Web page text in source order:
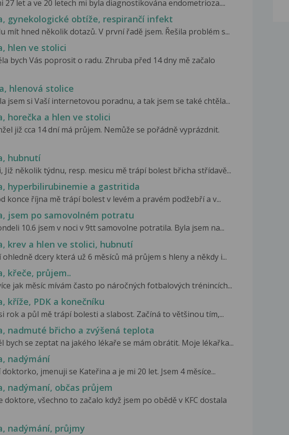
27 let a ve 20 letech mi byla diagnostikována endometrioza....
gynekologické obtíže, respirančí infekt
mít hned několik dotazů. V první řadě jsem. Řešila problém s...
hlen ve stolici
bych Vás poprosit o radu. Zhruba před 14 dny mě začalo
hlenová stolice
jsem si Vaší internetovou poradnu, a tak jsem se také chtěla...
horečka a hlen ve stolici
již cca 14 dní má průjem. Nemůže se pořádně vyprázdnit.
hubnutí
Již několik týdnu, resp. mesicu mě trápí bolest břicha střídavě...
hyperbilirubinemie a gastritida
konce října mě trápí bolest v levém a pravém podžebří a v...
jsem po samovolném potratu
10.6 jsem v noci v 9tt samovolne potratila. Byla jsem na...
krev a hlen ve stolici, hubnutí
dcery která už 6 měsíců má průjem s hleny a někdy i...
křeče, průjem..
jak měsíc mívám často po náročných fotbalových trénincích...
kříže, PDK a konečníku
rok a půl mě trápí bolesti a slabost. Začíná to většinou tím,...
nadmuté břicho a zvýšená teplota
bych se zeptat na jakého lékaře se mám obrátit. Moje lékařka...
nadýmání
jmenuji se Kateřina a je mi 20 let. Jsem 4 měsíce...
nadýmaní, občas průjem
doktore, všechno to začalo když jsem po obědě v KFC dostala
nadýmání, průjmy